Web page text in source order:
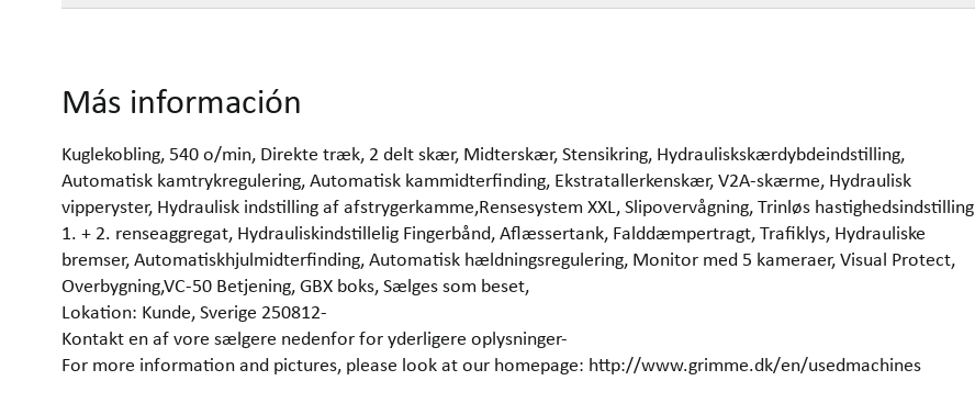
Más información
Kuglekobling, 540 o/min, Direkte træk, 2 delt skær, Midterskær, Stensikring, Hydrauliskskærdybdeindstilling,
Automatisk kamtrykregulering, Automatisk kammidterfinding, Ekstratallerkenskær, V2A-skærme, Hydraulisk
vipperyster, Hydraulisk indstilling af afstrygerkamme,Rensesystem XXL, Slipovervågning, Trinløs hastighedsindstilling
1. + 2. renseaggregat, Hydrauliskindstillelig Fingerbånd, Aflæssertank, Falddæmpertragt, Trafiklys, Hydrauliske
bremser, Automatiskhjulmidterfinding, Automatisk hældningsregulering, Monitor med 5 kameraer, Visual Protect,
Overbygning,VC-50 Betjening, GBX boks, Sælges som beset,
Lokation: Kunde, Sverige 250812-
Kontakt en af vore sælgere nedenfor for yderligere oplysninger-
For more information and pictures, please look at our homepage: http://www.grimme.dk/en/usedmachines